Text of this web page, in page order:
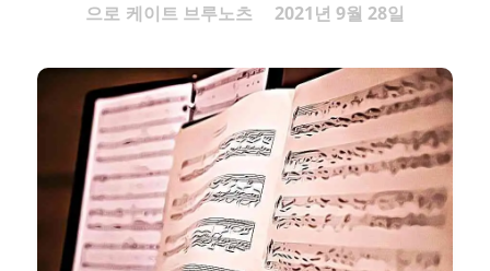
으로 케이트 브루노츠 2021년 9월 28일